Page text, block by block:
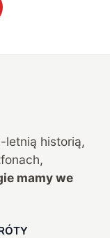
-letnią historią,
mamy we